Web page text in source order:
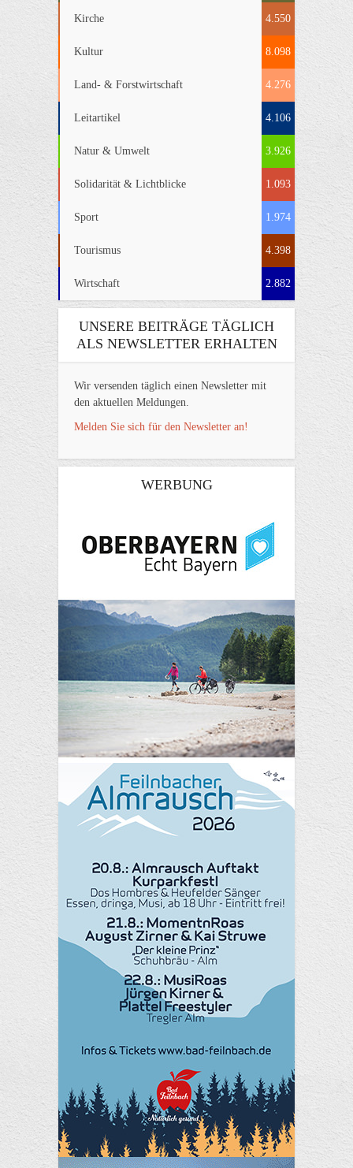
Kirche 4.550
Kultur 8.098
Land- & Forstwirtschaft 4.276
Leitartikel 4.106
Natur & Umwelt 3.926
Solidarität & Lichtblicke 1.093
Sport 1.974
Tourismus 4.398
Wirtschaft 2.882
UNSERE BEITRÄGE TÄGLICH
ALS NEWSLETTER ERHALTEN
Wir versenden täglich einen Newsletter mit
den aktuellen Meldungen.
Melden Sie sich für den Newsletter an!
WERBUNG